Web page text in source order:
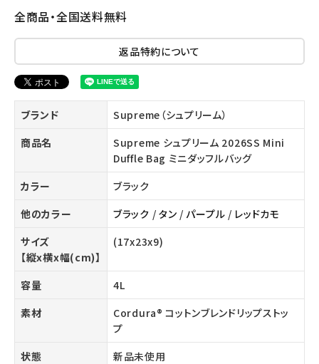
全商品・全国送料無料
返品特約について
ブランド
Supreme（シュプリーム）
商品名
Supreme シュプリーム 2026SS Mini
Duffle Bag ミニダッフルバッグ
カラー
ブラック
他のカラー
ブラック / タン /パープル / レッドカモ
サイズ
【縦x横x幅(cm)】
(17x23x9)
容量
4L
素材
Cordura® コットンブレンドリップストッ
プ
状態
新品未使用